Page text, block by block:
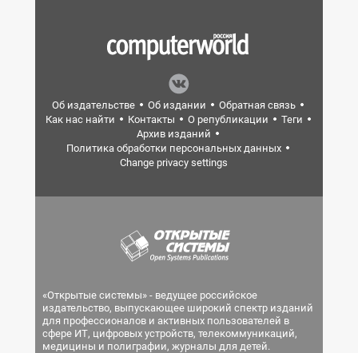
Об издательстве Об издании
Обратная связь
Как нас найти
Контакты О републикации
Теги
Архив изданий
Политика обработки персональных данных
Change privacy settings
«Открытые системы» - ведущее российское
издательство, выпускающее широкий спектр изданий
для профессионалов и активных пользователей в
сфере ИТ, цифровых устройств, телекоммуникаций,
медицины и полиграфии, журналы для детей.